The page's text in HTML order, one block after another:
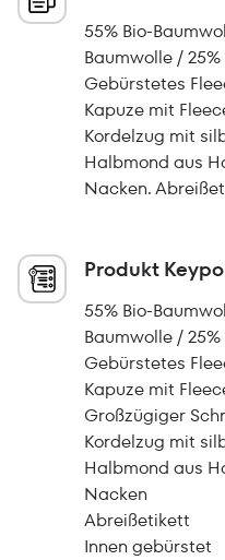
55% Bio-
Baumwolle /
Gebürstetes
Kapuze mit
Kordelzug mit
Halbmond aus
Nacken.
Produkt
55% Bio-
Baumwolle /
Gebürstetes
Kapuze mit
Großzügiger
Kordelzug mit
Halbmond aus
Nacken
Abreißetikett
Innen gebürstet